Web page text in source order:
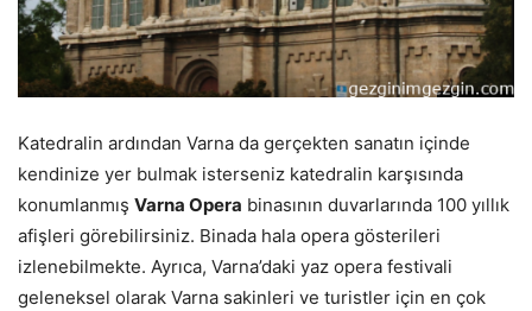
Katedralin ardından Varna da gerçekten sanatın içinde
kendinize yer bulmak isterseniz katedralin karşısında
konumlanmış Varna Opera binasının duvarlarında 100 yıllık
afişleri görebilirsiniz. Binada hala opera gösterileri
izlenebilmekte. Ayrıca, Varna’daki yaz opera festivali
geleneksel olarak Varna sakinleri ve turistler için en çok